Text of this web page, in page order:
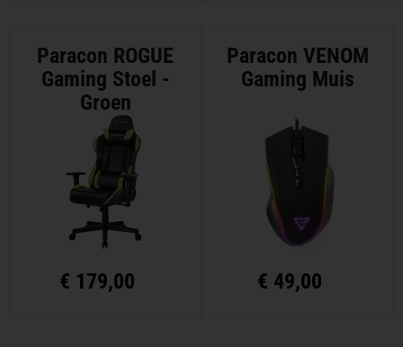
Paracon ROGUE
Gaming Stoel -
Groen
€ 179,00
Paracon VENOM
Gaming Muis
€ 49,00